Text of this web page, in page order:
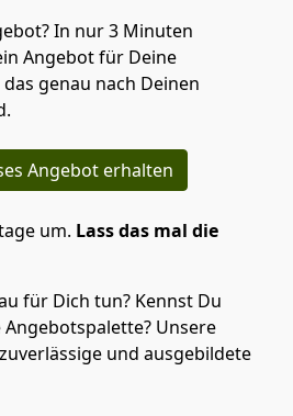
In nur 3 Minuten
Angebot für Deine
genau nach Deinen
Angebot erhalten
um. Lass das mal die
für Dich tun? Kennst Du
Unsere
und ausgebildete